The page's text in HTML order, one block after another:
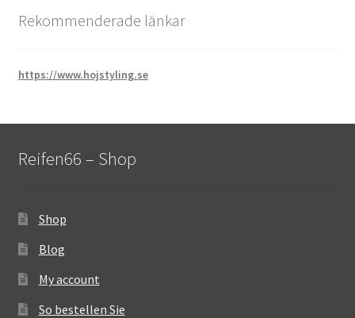
Rekommenderade länkar
https://www.hojstyling.se
Reifen66 – Shop
Shop
Blog
My account
So bestellen Sie